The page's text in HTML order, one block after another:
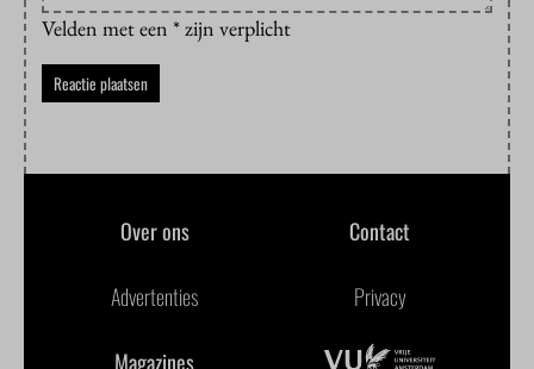
Velden met een * zijn verplicht
Over ons Contact
Advertenties Privacy
Magazines